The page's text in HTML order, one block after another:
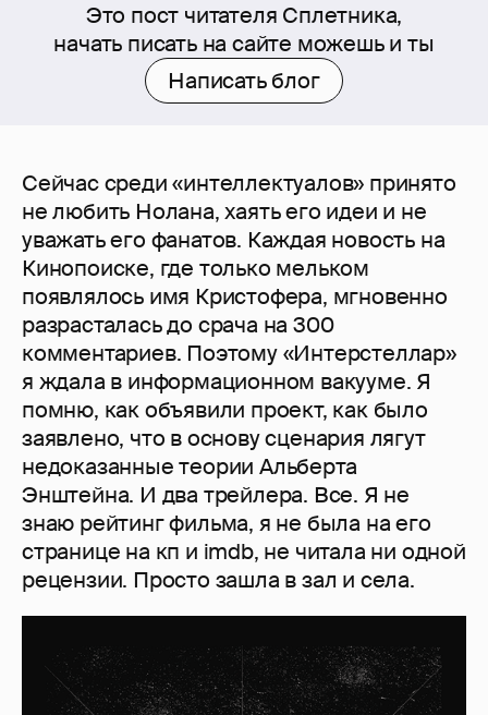
Это пост читателя Сплетника,
начать писать на сайте можешь и ты
Написать блог
Сейчас среди «интеллектуалов» принято
не любить Нолана, хаять его идеи и не
уважать его фанатов. Каждая новость на
Кинопоиске, где только мельком
появлялось имя Кристофера, мгновенно
разрасталась до срача на 300
комментариев. Поэтому «Интерстеллар»
я ждала в информационном вакууме. Я
помню, как объявили проект, как было
заявлено, что в основу сценария лягут
недоказанные теории Альберта
Энштейна. И два трейлера. Все. Я не
знаю рейтинг фильма, я не была на его
странице на кп и imdb, не читала ни одной
рецензии. Просто зашла в зал и села.